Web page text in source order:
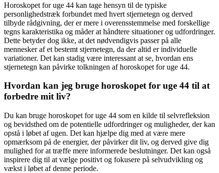
Horoskopet for uge 44 kan tage hensyn til de typiske
personlighedstræk forbundet med hvert stjernetegn og derved
tilbyde rådgivning, der er mere i overensstemmelse med forskellige
tegns karakteristika og måder at håndtere situationer og udfordringer.
Dette betyder dog ikke, at det nødvendigvis passer på alle
mennesker af et bestemt stjernetegn, da der altid er individuelle
variationer. Det kan stadig være interessant at se, hvordan ens
stjernetegn kan påvirke tolkningen af horoskopet for uge 44.
Hvordan kan jeg bruge horoskopet for uge 44 til at
forbedre mit liv?
Du kan bruge horoskopet for uge 44 som en kilde til selvrefleksion
og bevidsthed om de potentielle udfordringer og muligheder, der kan
opstå i løbet af ugen. Det kan hjælpe dig med at være mere
opmærksom på de energier, der påvirker dit liv, og derved give dig
mulighed for at træffe mere informerede beslutninger. Det kan også
inspirere dig til at vælge positivt og fokusere på selvudvikling og
vækst i løbet af denne periode.